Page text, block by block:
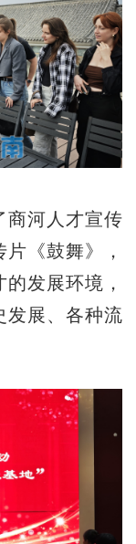
河人才宣传
《鼓舞》，
发展环境，
发展、各种流